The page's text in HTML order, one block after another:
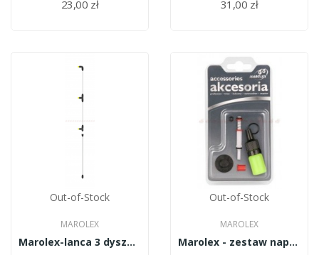
23,00 zł 31,00 zł
Out-of-Stock
MAROLEX
Marolex-lanca 3 dysze pionowa R03mr60sp
Out-of-Stock
MAROLEX
Marolex - zestaw naprawczy Master Z08mp